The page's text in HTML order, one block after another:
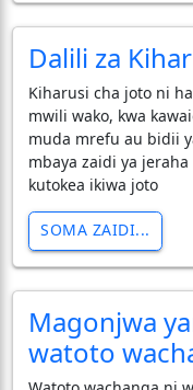
Dalili za
Kiharusi cha joto ni
mwili wako, kwa
muda mrefu au bidii
mbaya zaidi ya
kutokea ikiwa joto
SOMA ZAIDI...
Magonjwa
watoto